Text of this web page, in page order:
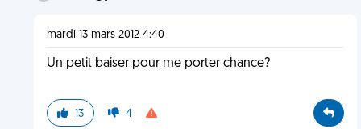
mardi 13 mars 2012 4:40
Un petit baiser pour me porter chance?
13 4